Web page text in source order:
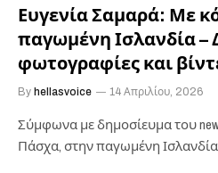
Ευγενία Σαμαρά: Με
παγωμένη Ισλανδία –
φωτογραφίες και
By hellasvoice 14 Απριλίου, 2026
Σύμφωνα με δημοσίευμα του
Πάσχα, στην παγωμένη